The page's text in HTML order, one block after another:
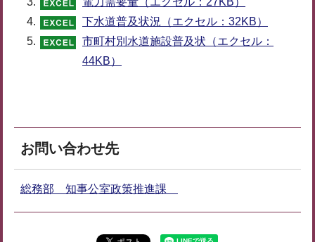
下水道普及状況（エクセル：32KB）
市町村別水道施設普及状（エクセル：
44KB）
お問い合わせ先
総務部 知事公室政策推進課